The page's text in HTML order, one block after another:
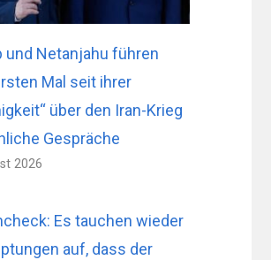
und Netanjahu führen
Mal seit ihrer
über den Iran-Krieg
Gespräche
2026
Es tauchen wieder
auf, dass der